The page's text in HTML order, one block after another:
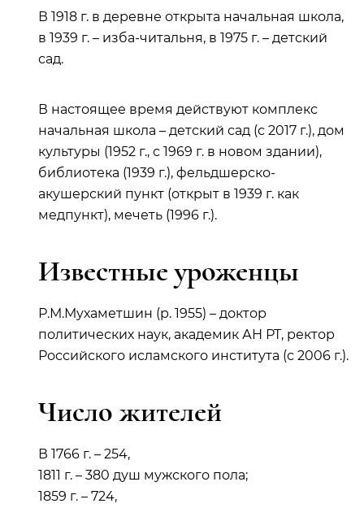
В 1918 г. в деревне открыта начальная школа,
в 1939 г. – изба-читальня, в 1975 г. – детский
сад.
В настоящее время действуют комплекс
начальная школа – детский сад (с 2017 г.), дом
культуры (1952 г., с 1969 г. в новом здании),
библиотека (1939 г.), фельдшерско-
акушерский пункт (открыт в 1939 г. как
медпункт), мечеть (1996 г.).
Известные уроженцы
Р.М.Мухаметшин (р. 1955) – доктор
политических наук, академик АН РТ, ректор
Российского исламского института (с 2006 г.).
Число жителей
В 1766 г. – 254,
1811 г. – 380 душ мужского пола;
1859 г. – 724,